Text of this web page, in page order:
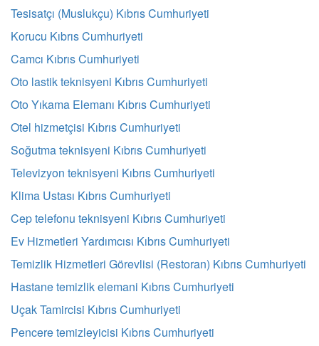
Tesisatçı (Muslukçu) Kıbrıs Cumhuriyeti
Korucu Kıbrıs Cumhuriyeti
Camcı Kıbrıs Cumhuriyeti
Oto lastik teknisyeni Kıbrıs Cumhuriyeti
Oto Yıkama Elemanı Kıbrıs Cumhuriyeti
Otel hizmetçisi Kıbrıs Cumhuriyeti
Soğutma teknisyeni Kıbrıs Cumhuriyeti
Televizyon teknisyeni Kıbrıs Cumhuriyeti
Klima Ustası Kıbrıs Cumhuriyeti
Cep telefonu teknisyeni Kıbrıs Cumhuriyeti
Ev Hizmetleri Yardımcısı Kıbrıs Cumhuriyeti
Temizlik Hizmetleri Görevlisi (Restoran) Kıbrıs Cumhuriyeti
Hastane temizlik elemani Kıbrıs Cumhuriyeti
Uçak Tamircisi Kıbrıs Cumhuriyeti
Pencere temizleyicisi Kıbrıs Cumhuriyeti